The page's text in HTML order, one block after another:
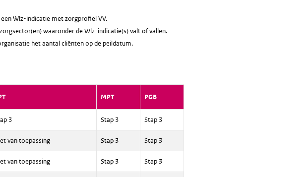
Wlz-indicatie met zorgprofiel VV.
waaronder de Wlz-indicatie(s) valt of vallen.
het aantal cliënten op de peildatum.
MPT PGB
3 Stap 3 Stap 3
van toepassing Stap 3 Stap 3
van toepassing Stap 3 Stap 3